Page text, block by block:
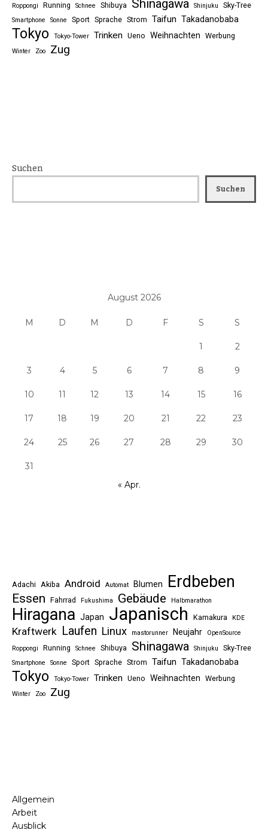
Roppongi Running Schnee Shibuya Shinagawa Shinjuku Sky-Tree
Smartphone Sonne Sport Sprache Strom Taifun Takadanobaba
Tokyo Tokyo-Tower Trinken Ueno Weihnachten Werbung
Winter Zoo Zug
Suchen
Suchen
August 2026
M D M D F S S
1 2
3 4 5 6 7 8 9
10 11 12 13 14 15 16
17 18 19 20 21 22 23
24 25 26 27 28 29 30
31
« Apr.
Adachi Akiba Android Automat Blumen Erdbeben
Essen Fahrrad Fukushima Gebäude Halbmarathon
Hiragana Japan Japanisch Kamakura KDE
Kraftwerk Laufen Linux mastorunner Neujahr
OpenSource
Roppongi
Running Schnee Shibuya Shinagawa Shinjuku Sky-Tree
Smartphone Sonne Sport Sprache Strom Taifun Takadanobaba
Tokyo Tokyo-Tower Trinken Ueno Weihnachten Werbung
Winter Zoo Zug
Allgemein
Arbeit
Ausblick